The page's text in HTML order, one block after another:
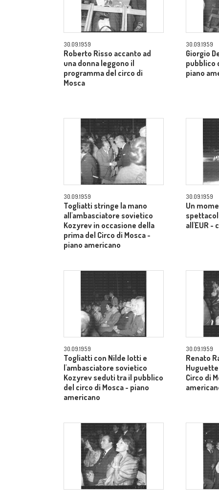
30.09.1959
Roberto Risso accanto ad
una donna leggono il
programma del circo di
Mosca
30.09.1959
Giorgio
pubblico
piano
30.09.1959
Togliatti stringe la mano
all'ambasciatore sovietico
Kozyrev in occasione della
prima del Circo di Mosca -
piano americano
30.09.1959
Un
all'EUR -
30.09.1959
Togliatti con Nilde Iotti e
l'ambasciatore sovietico
Kozyrev seduti tra il pubblico
del circo di Mosca - piano
americano
30.09.1959
Renato
Circo di